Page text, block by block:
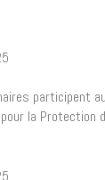
participent
la Protection